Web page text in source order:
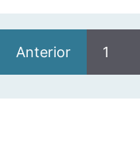
Anterior 1